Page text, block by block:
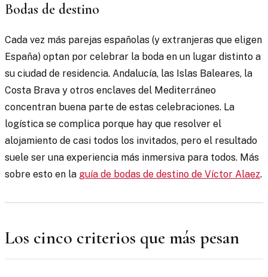
Bodas de destino
Cada vez más parejas españolas (y extranjeras que eligen
España) optan por celebrar la boda en un lugar distinto a
su ciudad de residencia. Andalucía, las Islas Baleares, la
Costa Brava y otros enclaves del Mediterráneo
concentran buena parte de estas celebraciones. La
logística se complica porque hay que resolver el
alojamiento de casi todos los invitados, pero el resultado
suele ser una experiencia más inmersiva para todos. Más
sobre esto en la guía de bodas de destino de Víctor Alaez.
Los cinco criterios que más pesan